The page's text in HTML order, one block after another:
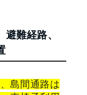
難経路、
島間通路は